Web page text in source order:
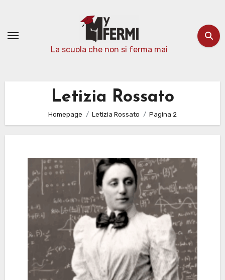
contenuto
La scuola che non si ferma mai
Letizia Rossato
Homepage Letizia Rossato Pagina 2